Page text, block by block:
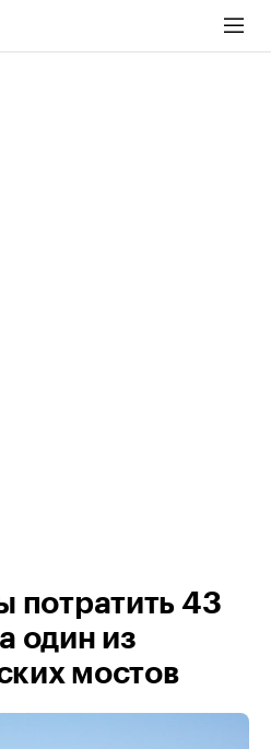
потратить 43
один из
мостов